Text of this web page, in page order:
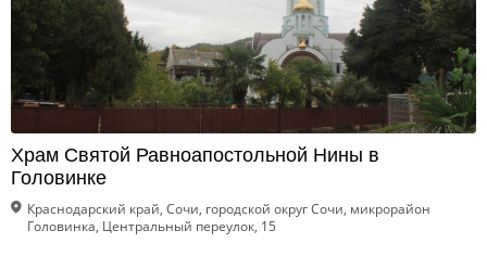
Храм Святой Равноапостольной Нины в
Головинке
Краснодарский край, Сочи, городской округ Сочи, микрорайон
Головинка, Центральный переулок, 15